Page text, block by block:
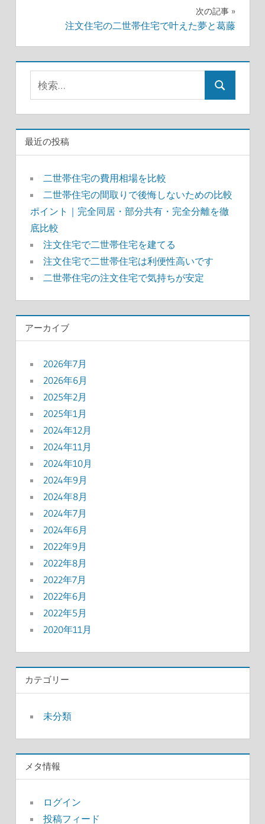
ビ
ゲ
ー
シ
ョ
次の記事
注文住宅の二世帯住宅で叶えた夢と葛藤
検
最近の投稿
二世帯住宅の費用相場を比較
二世帯住宅の間取りで後悔しないための比較
ポイント｜完全同居・部分共有・完全分離を徹
底比較
注文住宅で二世帯住宅を建てる
注文住宅で二世帯住宅は利便性高いです
二世帯住宅の注文住宅で気持ちが安定
アーカイブ
2026年7月
2026年6月
2025年2月
2025年1月
2024年12月
2024年11月
2024年10月
2024年9月
2024年8月
2024年7月
2024年6月
2022年9月
2022年8月
2022年7月
2022年6月
2022年5月
2020年11月
カテゴリー
未分類
メタ情報
ログイン
投稿フィード